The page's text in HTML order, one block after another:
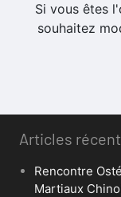
Si vous êtes
souhaitez
Articles
Rencontre
Martiaux